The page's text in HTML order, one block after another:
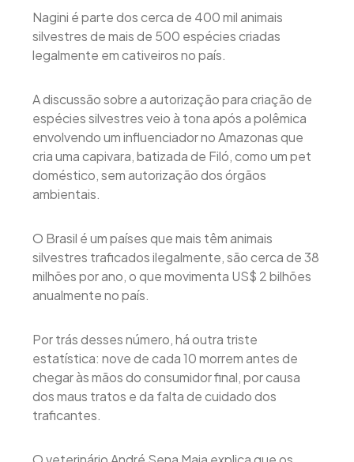
Nagini é parte dos cerca de 400 mil animais
silvestres de mais de 500 espécies criadas
legalmente em cativeiros no país.
A discussão sobre a autorização para criação de
espécies silvestres veio à tona após a polêmica
envolvendo um influenciador no Amazonas que
cria uma capivara, batizada de Filó, como um pet
doméstico, sem autorização dos órgãos
ambientais.
O Brasil é um países que mais têm animais
silvestres traficados ilegalmente, são cerca de 38
milhões por ano, o que movimenta US$ 2 bilhões
anualmente no país.
Por trás desses número, há outra triste
estatística: nove de cada 10 morrem antes de
chegar às mãos do consumidor final, por causa
dos maus tratos e da falta de cuidado dos
traficantes.